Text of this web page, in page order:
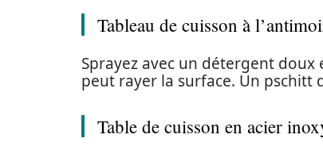
Tableau de cuisson à
Sprayez avec un détergent
peut rayer la surface. Un pschitt
Table de cuisson en acier